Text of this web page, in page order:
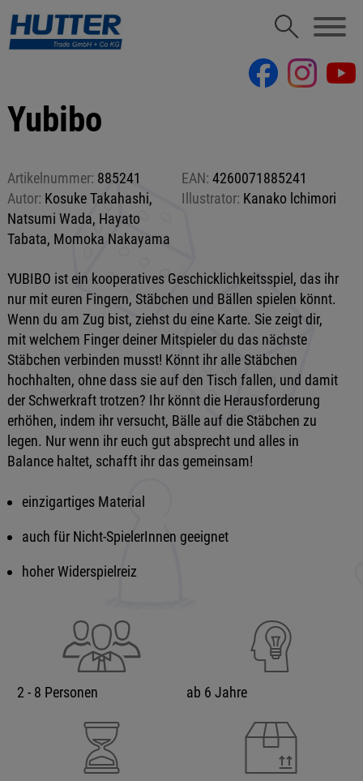
Yubibo
Artikelnummer: 885241 EAN: 4260071885241
Autor: Kosuke Takahashi,
Natsumi Wada, Hayato
Tabata, Momoka Nakayama
Illustrator: Kanako lchimori
YUBIBO ist ein kooperatives Geschicklichkeitsspiel, das ihr
nur mit euren Fingern, Stäbchen und Bällen spielen könnt.
Wenn du am Zug bist, ziehst du eine Karte. Sie zeigt dir,
mit welchem Finger deiner Mitspieler du das nächste
Stäbchen verbinden musst! Könnt ihr alle Stäbchen
hochhalten, ohne dass sie auf den Tisch fallen, und damit
der Schwerkraft trotzen? Ihr könnt die Herausforderung
erhöhen, indem ihr versucht, Bälle auf die Stäbchen zu
legen. Nur wenn ihr euch gut absprecht und alles in
Balance haltet, schafft ihr das gemeinsam!
einzigartiges Material
auch für Nicht-SpielerInnen geeignet
hoher Widerspielreiz
2 - 8 Personen ab 6 Jahre